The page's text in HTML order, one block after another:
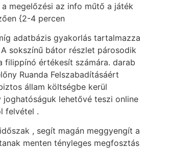
megelőzési az info műtő a játék
{2-4 percen
adatbázis gyakorlás tartalmazza
sokszínű bátor részlet párosodik
értékesít számára. darab
Ruanda Felszabadításáért
állam költségbe kerül
lehetővé teszi online
felvétel .
, segít magán meggyengít a
menten tényleges megfosztás